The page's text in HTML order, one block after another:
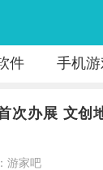
件 手机游
次办展 文创
游家吧